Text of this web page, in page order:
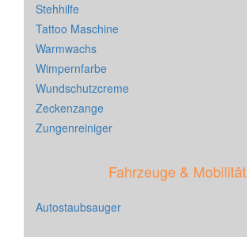
Stehhilfe
Tattoo Maschine
Warmwachs
Wimpernfarbe
Wundschutzcreme
Zeckenzange
Zungenreiniger
Fahrzeuge & Mobilität
Autostaubsauger